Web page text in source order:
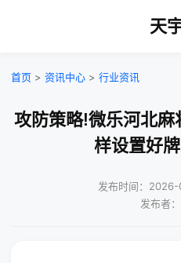
天
首页 > 资讯中心 > 行业资讯
攻防策略!微乐河北麻
样设置好
发布时间：
发布者